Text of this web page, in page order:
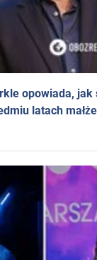
opowiada, jak
latach